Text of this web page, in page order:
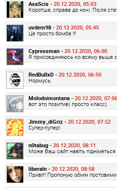
AsaScis - 20.12.2020, 05:03
Коротше, справа до ночі. Після
uvdem98 - 20.12.2020, 05:45
Це просто бомба !!!
Cypressman - 20.12.2020, 06:00
Я присоединяюсь ко всему выше
RedBullxD - 20.12.2020, 06:50
Нормусь
Molodoimontana - 20.12.2020, 07:06
вот это позитив) просто класс)
Jimmy_diGriz - 20.12.2020, 07:52
Супер-пупер!
n0tabug - 20.12.2020, 08:11
Може Ваш сайт навіть підніметься
liberaln - 20.12.2020, 08:58
Привіт! Пропоную обмін